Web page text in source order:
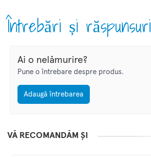
Întrebări și răspunsuri
Ai o nelămurire?
Pune o întrebare despre produs.
Adaugă întrebarea
VĂ RECOMANDĂM ȘI